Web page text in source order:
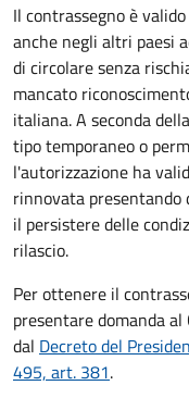
Il contrassegno è
anche negli altri paesi
di circolare senza
mancato
italiana. A seconda
tipo temporaneo o
l'autorizzazione ha
rinnovata presentando
il persistere delle
rilascio.
Per ottenere il
presentare domanda
dal Decreto del
495, art. 381.